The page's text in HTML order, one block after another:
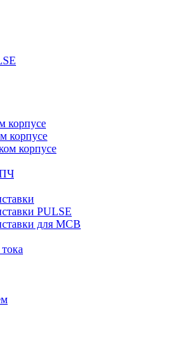
корпусе
корпусе
корпусе
PULSE
для MCB